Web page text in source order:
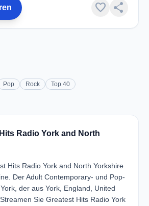
favorite share
Pop Rock Top 40
Radio York and North
Hits Radio York and North Yorkshire
Der Adult Contemporary- und Pop-
der aus York, England, United
Sie Greatest Hits Radio York